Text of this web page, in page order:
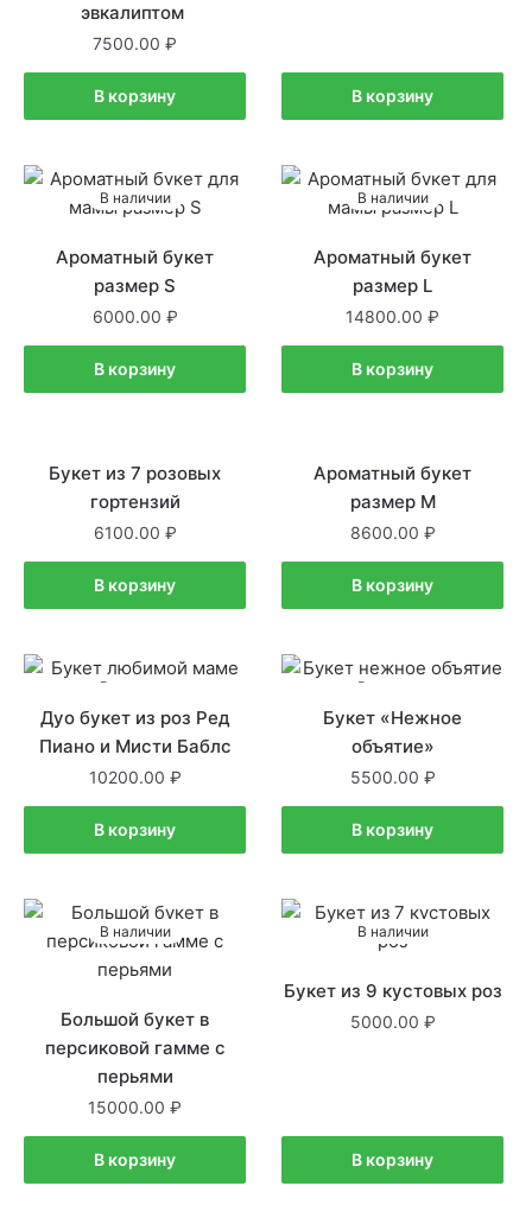
эвкалиптом
7500.00
В корзину В корзину
В наличии
Ароматный букет
размер S
6000.00
В корзину
В наличии
Ароматный букет
размер L
14800.00
В корзину
В наличии
Букет из 7 розовых
гортензий
6100.00
В корзину
В наличии
Ароматный букет
размер М
8600.00
В корзину
В наличии
Дуо букет из роз Ред
Пиано и Мисти Баблс
10200.00
В корзину
В наличии
Букет «Нежное
объятие»
5500.00
В корзину
В наличии
Большой букет в
персиковой гамме с
перьями
15000.00
В корзину
В наличии
Букет из 9 кустовых роз
5000.00
В корзину